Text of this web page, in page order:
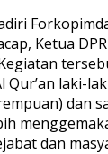
Ketua
laki-
dan
dan